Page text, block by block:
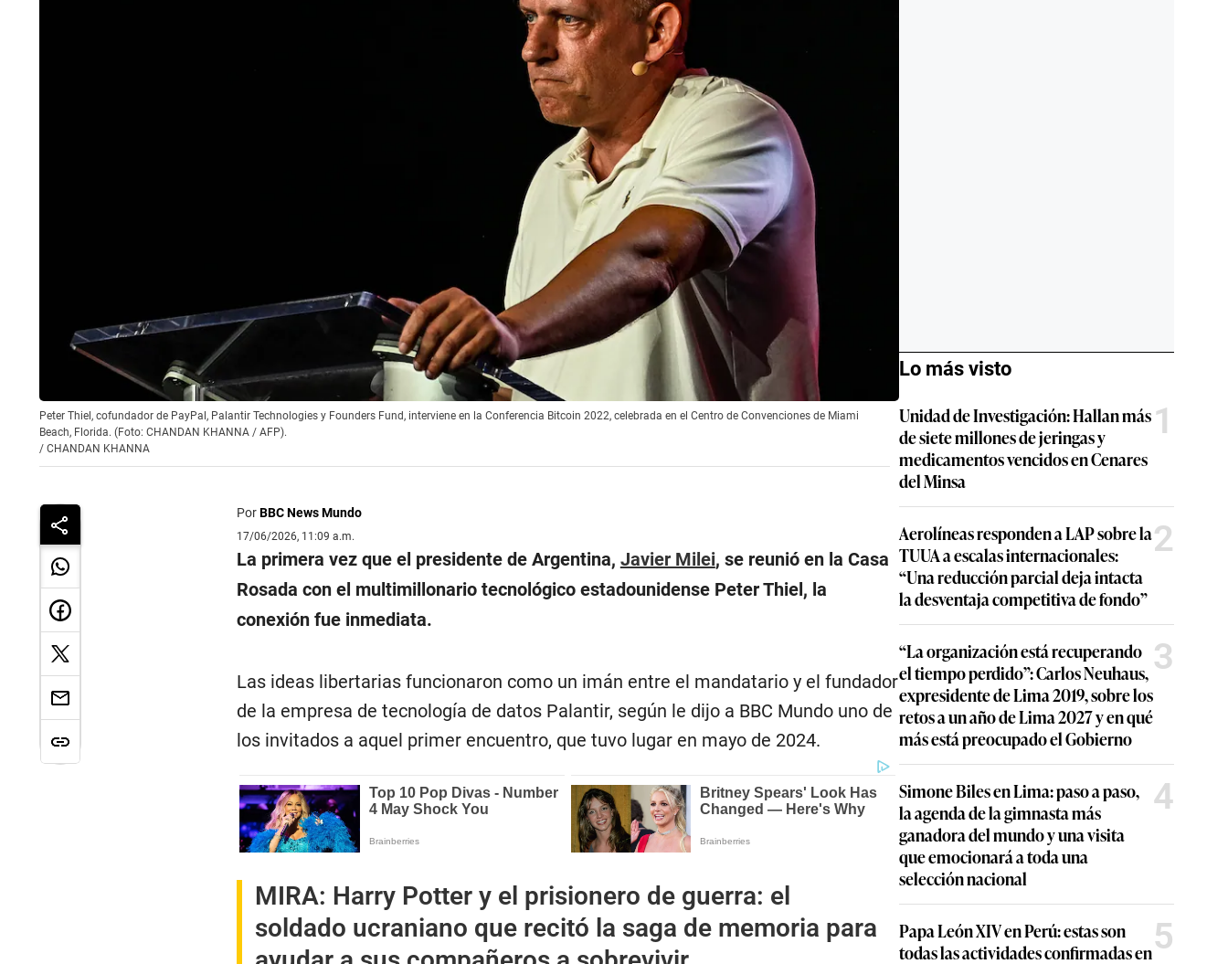
Peter Thiel, cofundador de PayPal, Palantir Technologies y Founders Fund, interviene en la Conferencia Bitcoin 2022, celebrada en el Centro de Convenciones de Miami
Beach, Florida. (Foto: CHANDAN KHANNA / AFP).
/ CHANDAN KHANNA
PorBBC News Mundo
17/06/2026, 11:09 a.m.
La primera vez que el presidente de Argentina, Javier Milei, se reunió en la Casa
Rosada con el multimillonario tecnológico estadounidense Peter Thiel, la
conexión fue inmediata.
Las ideas libertarias funcionaron como un imán entre el mandatario y el fundador
de la empresa de tecnología de datos Palantir, según le dijo a BBC Mundo uno de
los invitados a aquel primer encuentro, que tuvo lugar en mayo de 2024.
MIRA: Harry Potter y el prisionero de guerra: el
soldado ucraniano que recitó la saga de memoria para
Lo más visto
Unidad de Investigación: Hallan más
de siete millones de jeringas y
medicamentos vencidos en Cenares
del Minsa
1
Aerolíneas responden a LAP sobre la
TUUA a escalas internacionales:
“Una reducción parcial deja intacta
la desventaja competitiva de fondo”
2
“La organización está recuperando
el tiempo perdido”: Carlos Neuhaus,
expresidente de Lima 2019, sobre los
retos a un año de Lima 2027 y en qué
más está preocupado el Gobierno
3
Simone Biles en Lima: paso a paso,
la agenda de la gimnasta más
ganadora del mundo y una visita
que emocionará a toda una
selección nacional
4
Papa León XIV en Perú: estas son
todas las actividades confirmadas en5